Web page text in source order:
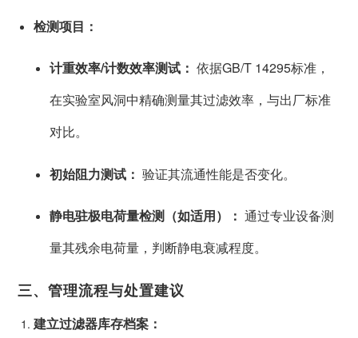
检测项目：
计重效率/计数效率测试： 依据GB/T 14295标准，
在实验室风洞中精确测量其过滤效率，与出厂标准
对比。
初始阻力测试： 验证其流通性能是否变化。
静电驻极电荷量检测（如适用）： 通过专业设备测
量其残余电荷量，判断静电衰减程度。
三、管理流程与处置建议
建立过滤器库存档案：